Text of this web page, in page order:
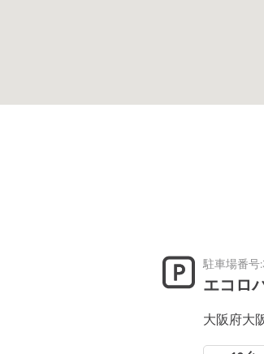
駐車場番号
エコロ
大阪府大